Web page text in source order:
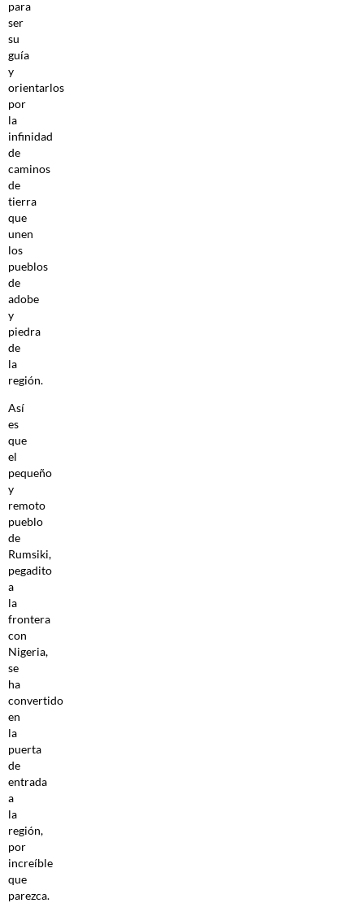
para
ser
su
guía
y
orientarlos
por
la
infinidad
de
caminos
de
tierra
que
unen
los
pueblos
de
adobe
y
piedra
de
la
región.
Así
es
que
el
pequeño
y
remoto
pueblo
de
Rumsiki,
pegadito
a
la
frontera
con
Nigeria,
se
ha
convertido
en
la
puerta
de
entrada
a
la
región,
por
increíble
que
parezca.